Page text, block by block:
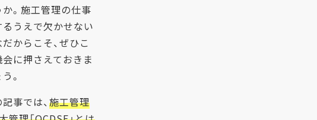
。施工管理の仕事
うえで欠かせない
からこそ、ぜひこ
に押さえておきま
。
事では、施工管理